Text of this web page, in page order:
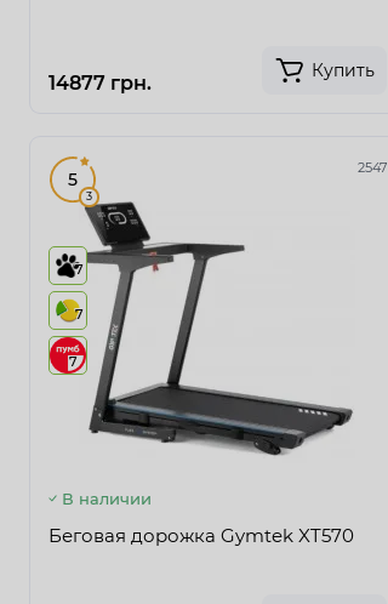
14877 грн.
Купить
2547
5
3
7
7
7
В наличии
Беговая дорожка Gymtek XT570